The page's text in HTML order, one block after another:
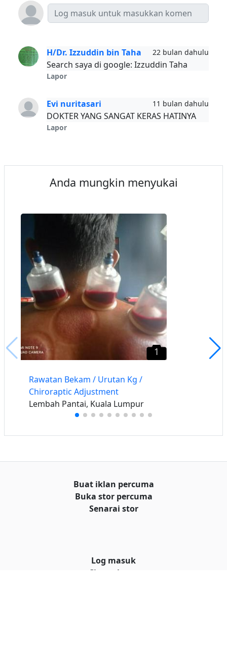
H/Dr. Izzuddin bin Taha 22 bulan dahulu
Search saya di google: Izzuddin Taha
Lapor
Evi nuritasari 11 bulan dahulu
DOKTER YANG SANGAT KERAS HATINYA
Lapor
Anda mungkin menyukai
1
Rawatan Bekam / Urutan Kg /
Chiroraptic Adjustment
Lembah Pantai, Kuala Lumpur
Buat iklan percuma
Buka stor percuma
Senarai stor
Log masuk
Cipta akaun